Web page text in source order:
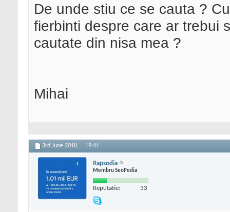
De unde stiu ce se cauta ?
fierbinti despre care ar trebui
cautate din nisa mea ?
Mihai
3rd June 2018, 19:41
Rapsodia
Membru SeoPedia
Reputatie: 33